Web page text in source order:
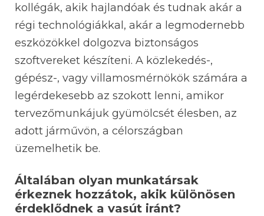
kollégák, akik hajlandóak és tudnak akár a
régi technológiákkal, akár a legmodernebb
eszközökkel dolgozva biztonságos
szoftvereket készíteni. A közlekedés-,
gépész-, vagy villamosmérnökök számára a
legérdekesebb az szokott lenni, amikor
tervezőmunkájuk gyümölcsét élesben, az
adott járművön, a célországban
üzemelhetik be.
Általában olyan munkatársak
érkeznek hozzátok, akik különösen
érdeklődnek a vasút iránt?